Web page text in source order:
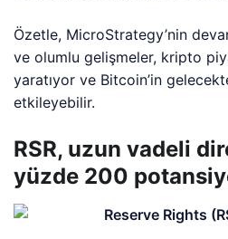
Özetle, MicroStrategy’nin
ve olumlu gelişmeler, kripto
yaratıyor ve Bitcoin’in
etkileyebilir.
RSR, uzun vadeli
yüzde 200